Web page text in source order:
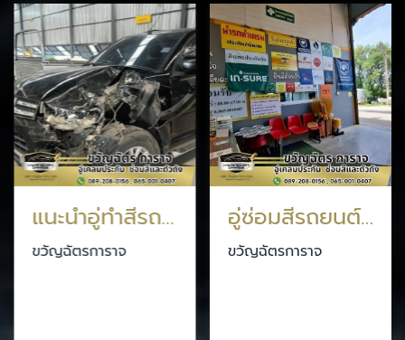
แนะนำอู่ทำสีรถยนต์ กรุงเทพประกันภัย
ขวัญฉัตรการาจ
อู่ซ่อมสีรถยนต์ กรุงเทพประกันภัย
ขวัญฉัตรการาจ